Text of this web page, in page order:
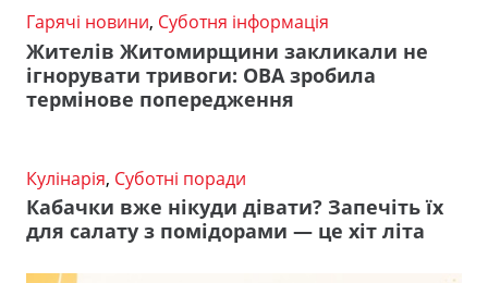
Гарячі новини, Суботня інформація
Жителів Житомирщини закликали не
ігнорувати тривоги: ОВА зробила
термінове попередження
Кулінарія, Суботні поради
Кабачки вже нікуди дівати? Запечіть їх
для салату з помідорами — це хіт літа